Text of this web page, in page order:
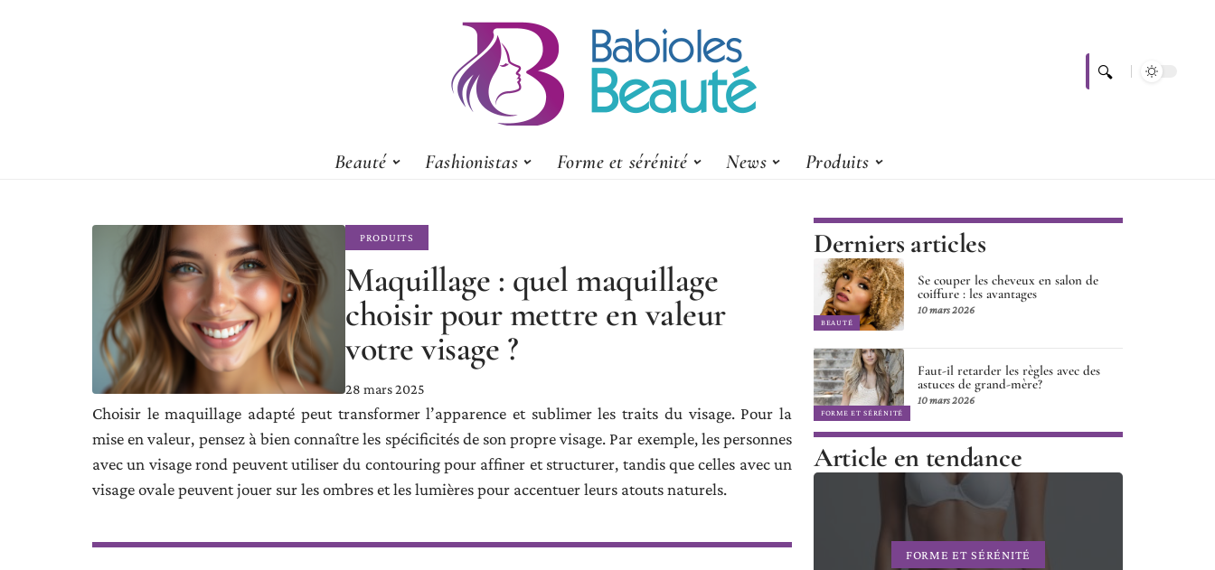
Beauté Fashionistas Forme et sérénité News Produits
PRODUITS
Maquillage : quel maquillage
choisir pour mettre en valeur
votre visage ?
28 mars 2025
Choisir le maquillage adapté peut transformer l’apparence et sublimer les traits du visage. Pour la
mise en valeur, pensez à bien connaître les spécificités de son propre visage. Par exemple, les personnes
avec un visage rond peuvent utiliser du contouring pour affiner et structurer, tandis que celles avec un
visage ovale peuvent jouer sur les ombres et les lumières pour accentuer leurs atouts naturels.
Derniers articles
BEAUTÉ
Se couper les cheveux en salon de
coiffure : les avantages
10 mars 2026
FORME ET SÉRÉNITÉ
Faut-il retarder les règles avec des
astuces de grand-mère?
10 mars 2026
Article en tendance
FORME ET SÉRÉNITÉ